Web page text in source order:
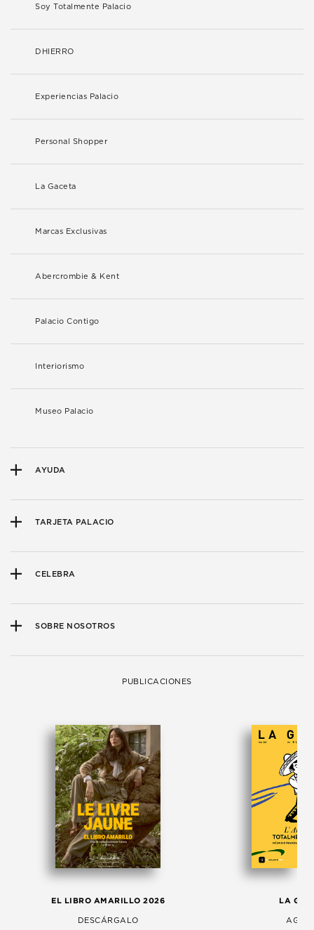
Soy Totalmente Palacio
DHIERRO
Experiencias Palacio
Personal Shopper
La Gaceta
Marcas Exclusivas
Abercrombie & Kent
Palacio Contigo
Interiorismo
Museo Palacio
AYUDA
TARJETA PALACIO
CELEBRA
SOBRE NOSOTROS
PUBLICACIONES
EL LIBRO AMARILLO 2026
DESCÁRGALO
LA